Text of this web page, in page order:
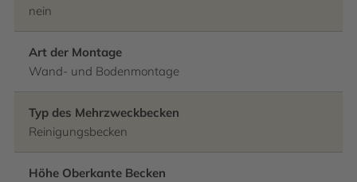
nein
Art der Montage
Wand- und Bodenmontage
Typ des Mehrzweckbecken
Reinigungsbecken
Höhe Oberkante Becken